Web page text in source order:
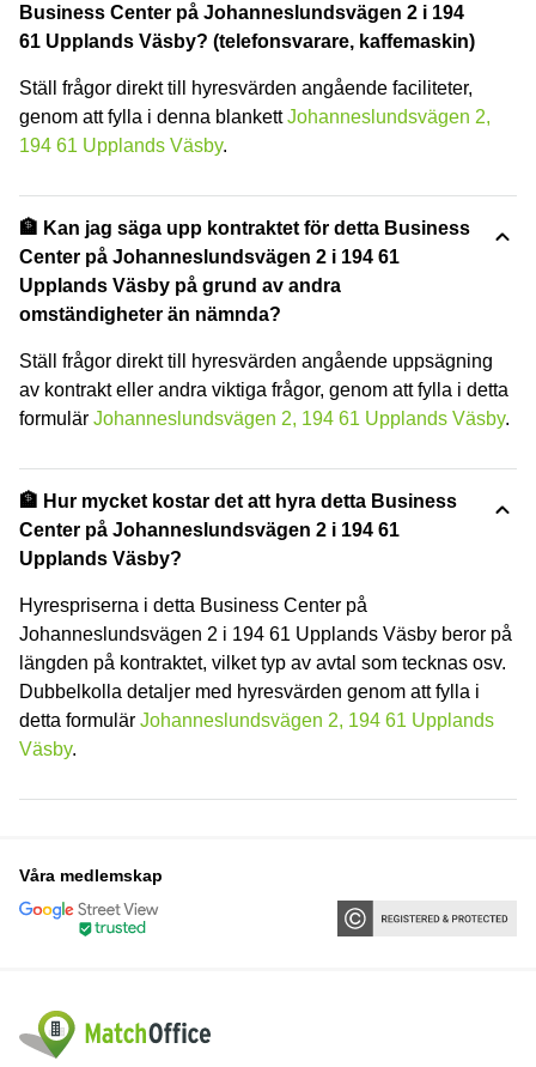
Business Center på Johanneslundsvägen 2 i 194
61 Upplands Väsby? (telefonsvarare, kaffemaskin)
Ställ frågor direkt till hyresvärden angående faciliteter,
genom att fylla i denna blankettJohanneslundsvägen 2,
194 61 Upplands Väsby.
🏦 Kan jag säga upp kontraktet för detta Business
Center på Johanneslundsvägen 2 i 194 61
Upplands Väsby på grund av andra
omständigheter än nämnda?
Ställ frågor direkt till hyresvärden angående uppsägning
av kontrakt eller andra viktiga frågor, genom att fylla i detta
formulär Johanneslundsvägen 2, 194 61 Upplands Väsby.
🏦 Hur mycket kostar det att hyra detta Business
Center på Johanneslundsvägen 2 i 194 61
Upplands Väsby?
Hyrespriserna i detta Business Center på
Johanneslundsvägen 2 i 194 61 Upplands Väsby beror på
längden på kontraktet, vilket typ av avtal som tecknas osv.
Dubbelkolla detaljer med hyresvärden genom att fylla i
detta formulär Johanneslundsvägen 2, 194 61 Upplands
Väsby.
Våra medlemskap